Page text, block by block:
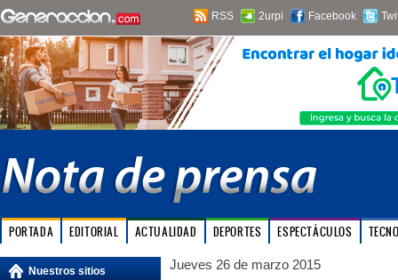
RSS 2urpi Facebook
PORTADA EDITORIAL ACTUALIDAD DEPORTES ESPECTÁCULOS
Nuestros sitios Jueves 26 de marzo 2015